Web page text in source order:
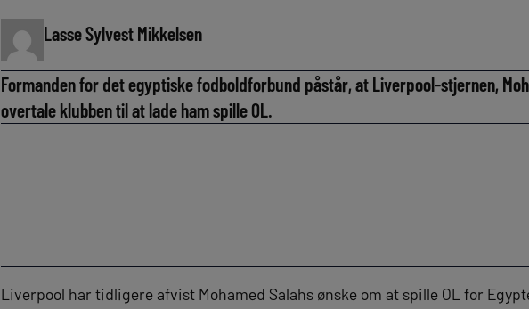
Lasse Sylvest Mikkelsen
Formanden for det egyptiske fodboldforbund påstår, at Liverpool-stjernen,
overtale klubben til at lade ham spille OL.
Liverpool har tidligere afvist Mohamed Salahs ønske om at spille OL for